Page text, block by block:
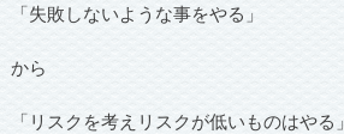
「失敗しないような事をやる」
から
「リスクを考えリスクが低いものはやる」